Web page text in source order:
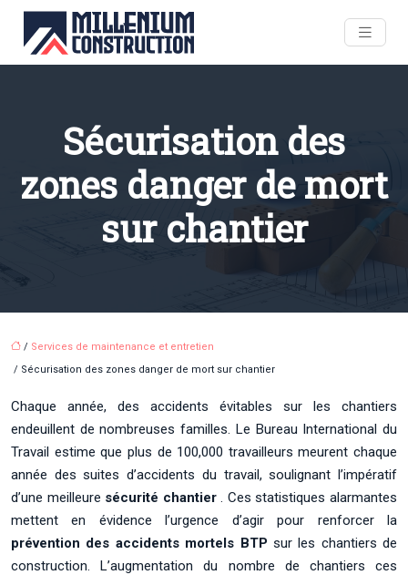
Sécurisation des
zones danger de mort
sur chantier
/ Services de maintenance et entretien
/ Sécurisation des zones danger de mort sur chantier
Chaque année, des accidents évitables sur les chantiers
endeuillent de nombreuses familles. Le Bureau International du
Travail estime que plus de 100,000 travailleurs meurent chaque
année des suites d’accidents du travail, soulignant l’impératif
d’une meilleure sécurité chantier. Ces statistiques alarmantes
mettent en évidence l’urgence d’agir pour renforcer la
prévention des accidents mortels BTP sur les chantiers de
construction. L’augmentation du nombre de chantiers ces